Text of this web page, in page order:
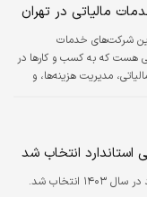
مالیاتی در تهران
شرکت‌های خدمات
هست که به کسب و کارها در
مدیریت هزینه‌ها، و
استاندارد انتخاب شد
شد.